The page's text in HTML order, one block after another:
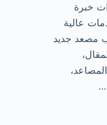
خبرة
عالية
مصعد جديد